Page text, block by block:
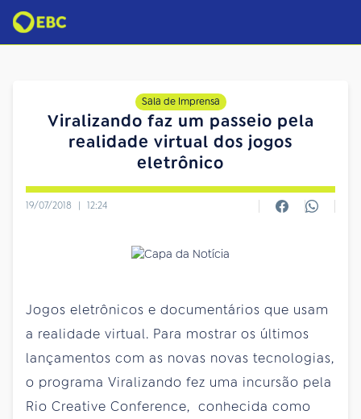
Sala de Imprensa
Viralizando faz um passeio pela
realidade virtual dos jogos
eletrônico
19/07/2018 | 12:24
Jogos eletrônicos e documentários que usam
a realidade virtual. Para mostrar os últimos
lançamentos com as novas novas tecnologias,
o programa Viralizando fez uma incursão pela
Rio Creative Conference, conhecida como